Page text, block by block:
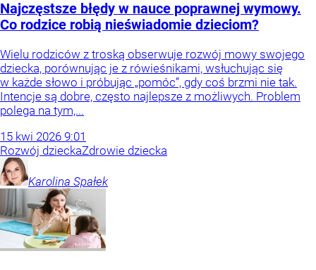
Najczęstsze błędy w nauce poprawnej wymowy.
Co rodzice robią nieświadomie dzieciom?
Wielu rodziców z troską obserwuje rozwój mowy swojego
dziecka, porównując je z rówieśnikami, wsłuchując się
w każde słowo i próbując „pomóc”, gdy coś brzmi nie tak.
Intencje są dobre, często najlepsze z możliwych. Problem
polega na tym,...
15 kwi 2026 9:01
Rozwój dzieckaZdrowie dziecka
Karolina Spałek